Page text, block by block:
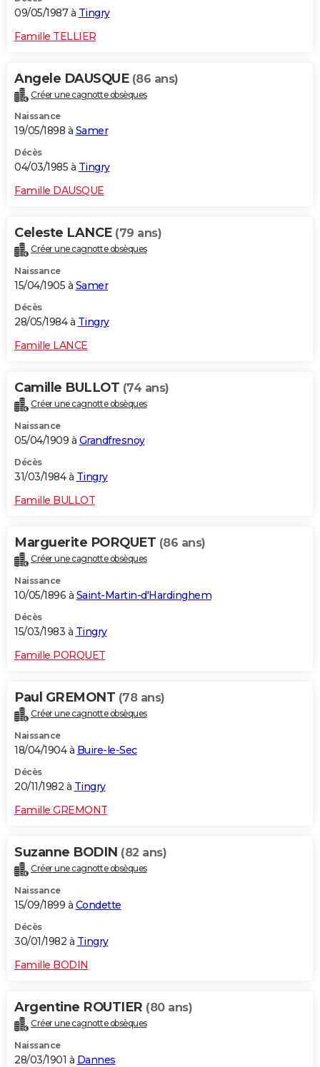
09/05/1987 à Tingry
Famille TELLIER
Angele DAUSQUE (86 ans)
Créer une cagnotte obsèques
Naissance
19/05/1898 à Samer
Décès
04/03/1985 à Tingry
Famille DAUSQUE
Celeste LANCE (79 ans)
Créer une cagnotte obsèques
Naissance
15/04/1905 à Samer
Décès
28/05/1984 à Tingry
Famille LANCE
Camille BULLOT (74 ans)
Créer une cagnotte obsèques
Naissance
05/04/1909 à Grandfresnoy
Décès
31/03/1984 à Tingry
Famille BULLOT
Marguerite PORQUET (86 ans)
Créer une cagnotte obsèques
Naissance
10/05/1896 à Saint-Martin-d'Hardinghem
Décès
15/03/1983 à Tingry
Famille PORQUET
Paul GREMONT (78 ans)
Créer une cagnotte obsèques
Naissance
18/04/1904 à Buire-le-Sec
Décès
20/11/1982 à Tingry
Famille GREMONT
Suzanne BODIN (82 ans)
Créer une cagnotte obsèques
Naissance
15/09/1899 à Condette
Décès
30/01/1982 à Tingry
Famille BODIN
Argentine ROUTIER (80 ans)
Créer une cagnotte obsèques
Naissance
28/03/1901 à Dannes